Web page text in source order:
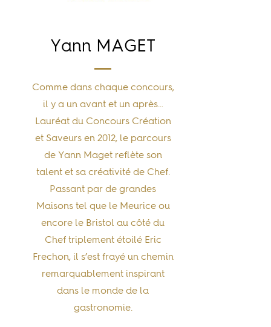
Yann MAGET
Comme dans chaque concours,
il y a un avant et un après…
Lauréat du Concours Création
et Saveurs en 2012, le parcours
de Yann Maget reflète son
talent et sa créativité de Chef.
Passant par de grandes
Maisons tel que le Meurice ou
encore le Bristol au côté du
Chef triplement étoilé Eric
Frechon, il s’est frayé un chemin
remarquablement inspirant
dans le monde de la
gastronomie.